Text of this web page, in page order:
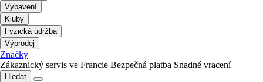
Vybavení
Kluby
Fyzická údržba
Výprodej
Značky
Zákaznický servis ve Francie Bezpečná platba Snadné vracení
Hledat